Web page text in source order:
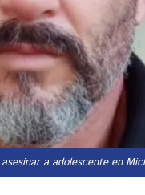
a adolescente en